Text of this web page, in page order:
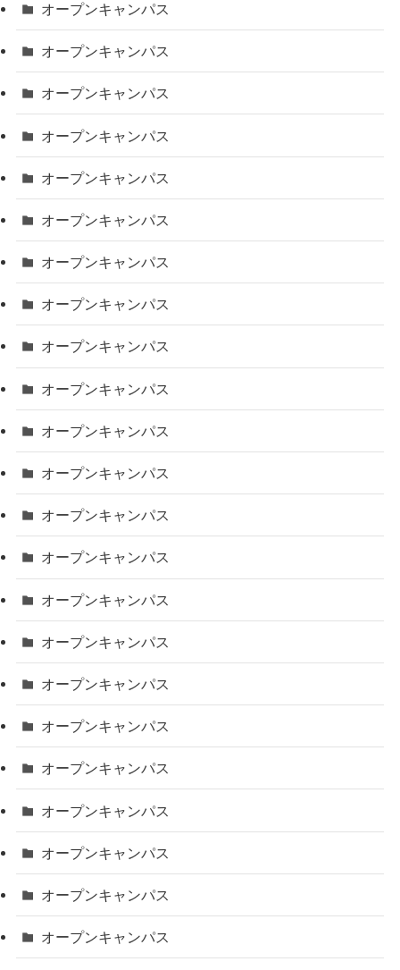
オープンキャンパス
オープンキャンパス
オープンキャンパス
オープンキャンパス
オープンキャンパス
オープンキャンパス
オープンキャンパス
オープンキャンパス
オープンキャンパス
オープンキャンパス
オープンキャンパス
オープンキャンパス
オープンキャンパス
オープンキャンパス
オープンキャンパス
オープンキャンパス
オープンキャンパス
オープンキャンパス
オープンキャンパス
オープンキャンパス
オープンキャンパス
オープンキャンパス
オープンキャンパス